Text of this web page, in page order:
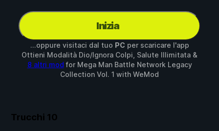
Inizia
...oppure visitaci dal tuo PC per scaricare l'app
Ottieni Modalità Dio/Ignora Colpi, Salute Illimitata &
8 altri mod for Mega Man Battle Network Legacy
Collection Vol. 1 with WeMod
Trucchi 10